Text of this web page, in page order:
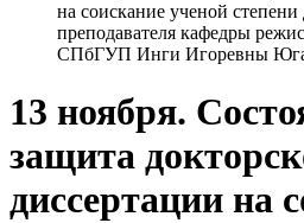
на соискание ученой степени
преподавателя кафедры
СПбГУП Инги Игоревны
13 ноября.
защита
диссертации на